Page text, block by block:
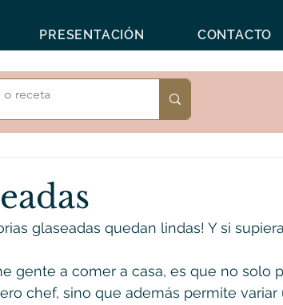
PRESENTACIÓN CONTACTO
glaseadas quedan lindas! Y si
gente a comer a casa, es que no solo
chef, sino que además permite variar